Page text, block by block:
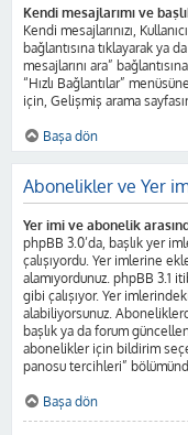
Kendi mesajlarımı ve
Kendi mesajlarınızı,
bağlantısına tıklayarak ya
mesajlarını ara”
“Hızlı Bağlantılar”
için, Gelişmiş arama
Başa dön
Abonelikler ve Yer
Yer imi ve abonelik
phpBB 3.0’da, başlık yer
çalışıyordu. Yer imlerine
alamıyordunuz. phpBB 3.1
gibi çalışıyor. Yer
alabiliyorsunuz.
başlık ya da forum
abonelikler için bildirim
panosu tercihleri”
Başa dön